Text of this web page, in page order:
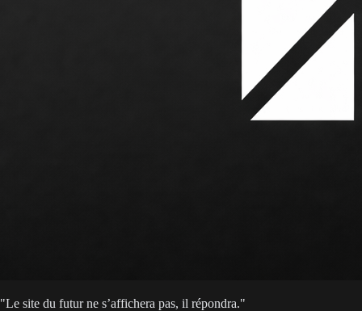
"Le site du futur ne s’affichera pas, il répondra."